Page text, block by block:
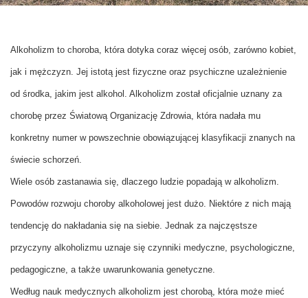
Alkoholizm to choroba, która dotyka coraz więcej osób, zarówno kobiet,
jak i mężczyzn. Jej istotą jest fizyczne oraz psychiczne uzależnienie
od środka, jakim jest alkohol. Alkoholizm został oficjalnie uznany za
chorobę przez Światową Organizację Zdrowia, która nadała mu
konkretny numer w powszechnie obowiązującej klasyfikacji znanych na
świecie schorzeń.
Wiele osób zastanawia się, dlaczego ludzie popadają w alkoholizm.
Powodów rozwoju choroby alkoholowej jest dużo. Niektóre z nich mają
tendencję do nakładania się na siebie. Jednak za najczęstsze
przyczyny alkoholizmu uznaje się czynniki medyczne, psychologiczne,
pedagogiczne, a także uwarunkowania genetyczne.
Według nauk medycznych alkoholizm jest chorobą, która może mieć